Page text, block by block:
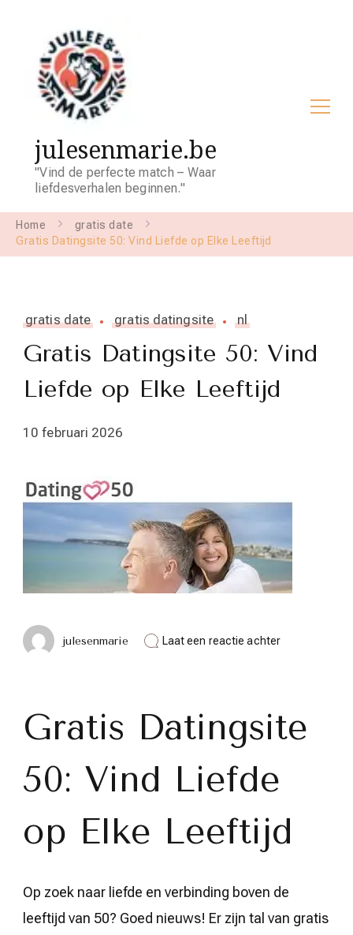
julesenmarie.be
"Vind de perfecte match – Waar
liefdesverhalen beginnen."
Home
gratis date
Gratis Datingsite 50: Vind Liefde op Elke Leeftijd
gratis date gratis datingsite nl
Gratis Datingsite 50: Vind
Liefde op Elke Leeftijd
10 februari 2026
julesenmarie Laat een reactie achterop
op
Elke
Gratis Datingsite
50: Vind Liefde
op Elke Leeftijd
Op zoek naar liefde en verbinding boven de
leeftijd van 50? Goed nieuws! Er zijn tal van gratis